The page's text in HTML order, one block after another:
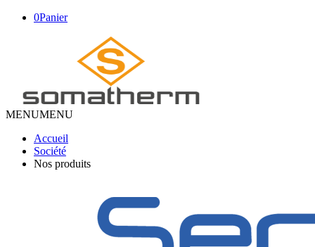
0Panier
MENUMENU
Accueil
Société
Nos produits